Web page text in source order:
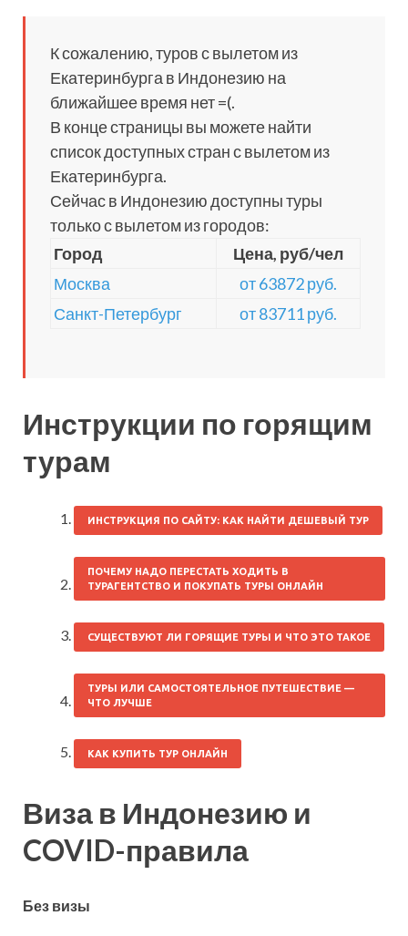
К сожалению, туров с вылетом из
Екатеринбурга в Индонезию на
ближайшее время нет =(.
В конце страницы вы можете найти
список доступных стран с вылетом из
Екатеринбурга.
Сейчас в Индонезию доступны туры
только с вылетом из городов:
Город
Цена, руб/чел
Москва
от 63872 руб.
Санкт-Петербург
от 83711 руб.
Инструкции по горящим
турам
ИНСТРУКЦИЯ ПО САЙТУ: КАК НАЙТИ ДЕШЕВЫЙ ТУР
ПОЧЕМУ НАДО ПЕРЕСТАТЬ ХОДИТЬ В
ТУРАГЕНТСТВО И ПОКУПАТЬ ТУРЫ ОНЛАЙН
СУЩЕСТВУЮТ ЛИ ГОРЯЩИЕ ТУРЫ И ЧТО ЭТО ТАКОЕ
ТУРЫ ИЛИ САМОСТОЯТЕЛЬНОЕ ПУТЕШЕСТВИЕ —
ЧТО ЛУЧШЕ
КАК КУПИТЬ ТУР ОНЛАЙН
Виза в Индонезию и
COVID-правила
Без визы